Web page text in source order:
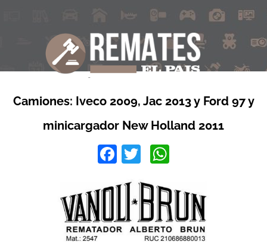
Camiones: Iveco 2009, Jac 2013 y Ford 97 y
minicargador New Holland 2011
Facebook
Twitter